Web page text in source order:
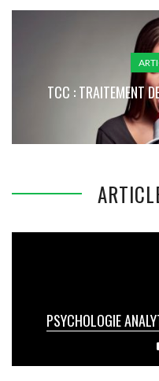
TCC : TRAITEMENT
PSYCHOLOGIE